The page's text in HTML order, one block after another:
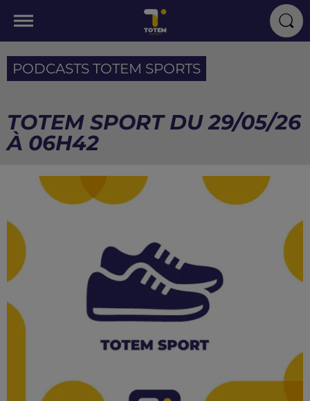
PODCASTS TOTEM SPORTS
TOTEM SPORT DU 29/05/26
À 06H42